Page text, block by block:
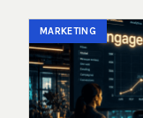
MARKETING